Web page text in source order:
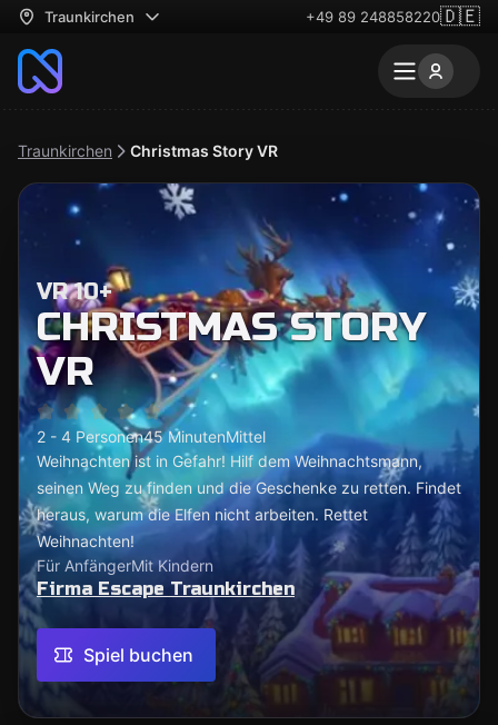
Traunkirchen +49 89 248858220🇩🇪
Traunkirchen Christmas Story VR
VR 10+
CHRISTMAS STORY
VR
2 - 4 Personen45 MinutenMittel
Weihnachten ist in Gefahr! Hilf dem Weihnachtsmann,
seinen Weg zu finden und die Geschenke zu retten. Findet
heraus, warum die Elfen nicht arbeiten. Rettet
Weihnachten!
Für AnfängerMit Kindern
Firma Escape Traunkirchen
Spiel buchen